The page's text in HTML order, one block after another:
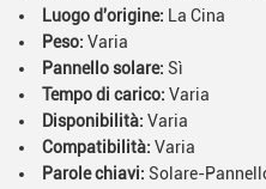
Luogo d'origine: La Cina
Peso: Varia
Pannello solare: Sì
Tempo di carico: Varia
Disponibilità: Varia
Compatibilità: Varia
Parole chiavi: Solare-